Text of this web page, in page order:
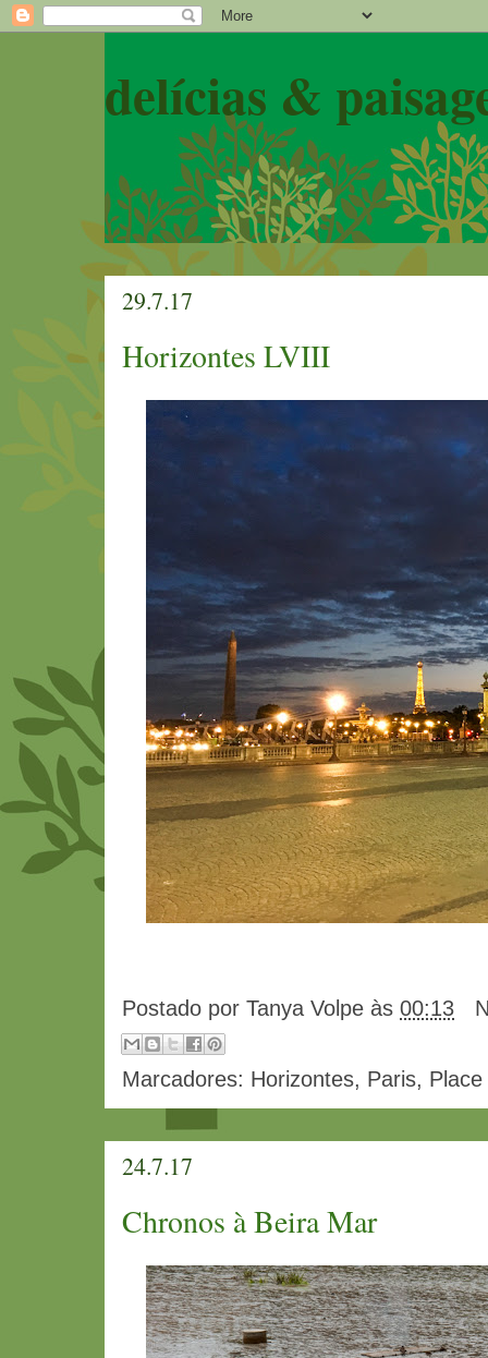
delícias &
29.7.17
Horizontes LVIII
Postado por Tanya Volpe às 00:13
Marcadores: Horizontes, Paris,
24.7.17
Chronos à Beira Mar